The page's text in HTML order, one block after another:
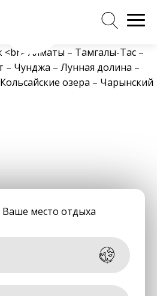
Ваше место отдыха